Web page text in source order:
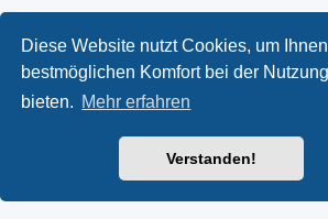
Diese Website nutzt Cookies, um
bestmöglichen Komfort bei der
bieten. Mehr erfahren
Verstanden!